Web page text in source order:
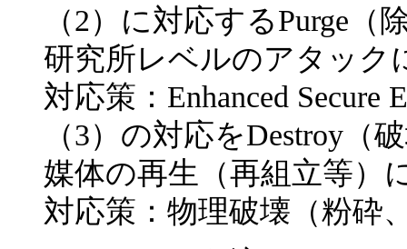
（2）に対応するPurge（
研究所レベルのアタック
対応策：Enhanced
（3）の対応をDestroy（
媒体の再生（再組立等）
対応策：物理破壊（粉砕